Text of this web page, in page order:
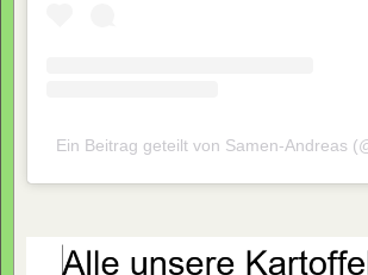
Ein Beitrag geteilt von Samen-Andreas